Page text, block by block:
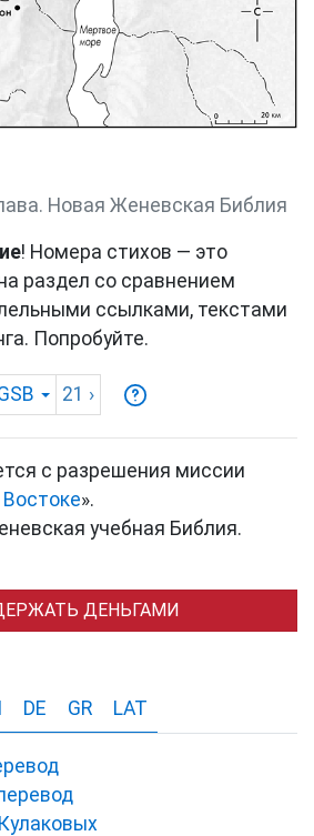
Новая Женевская Библия
! Номера стихов — это
раздел со сравнением
ссылками, текстами
Попробуйте.
21 ›
с разрешения миссии
».
учебная Библия.
ДЕНЬГАМИ
DE GR LAT